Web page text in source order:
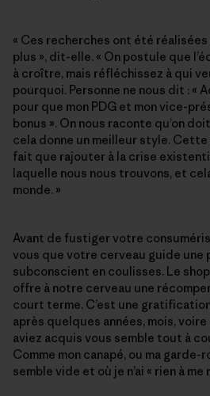
« Ces recherches ont été
plus », dit-elle. « On postule que
à croître, mais réfléchissez à qui
pourquoi. Personne ne nous dit : «
pour que mon PDG et mon vice-
bonus ». On nous raconte qu’on
cela donne un meilleur style.
fait que rajouter à la crise
laquelle nous nous trouvons, et
monde. »
Avant de fustiger votre
vous que votre cerveau guide une
subconscient en coulisses. Le
offre à notre cerveau une
court terme. C’est une
après quelques années, mois,
aviez acquis vous semble tout à
Comme mon canapé, ou ma
semble vide et où je n’ai « rien à me